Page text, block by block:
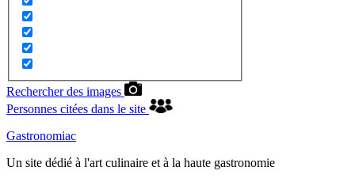
Rechercher des images
Personnes citées dans le site
Gastronomiac
Un site dédié à l'art culinaire et à la haute gastronomie